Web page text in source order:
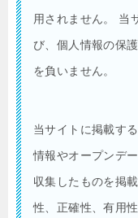
用されません。 当
び、個人情報の保
を負いません。
当サイトに掲載す
情報やオープンデ
収集したものを掲
性、正確性、有用